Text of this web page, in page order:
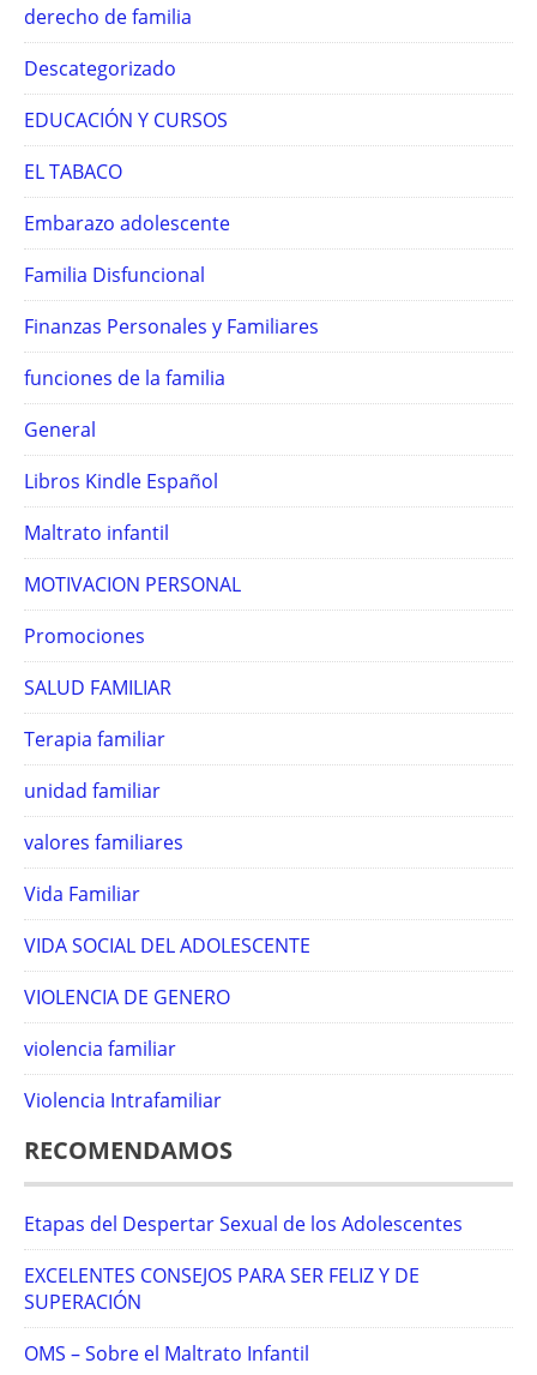
derecho de familia
Descategorizado
EDUCACIÓN Y CURSOS
EL TABACO
Embarazo adolescente
Familia Disfuncional
Finanzas Personales y Familiares
funciones de la familia
General
Libros Kindle Español
Maltrato infantil
MOTIVACION PERSONAL
Promociones
SALUD FAMILIAR
Terapia familiar
unidad familiar
valores familiares
Vida Familiar
VIDA SOCIAL DEL ADOLESCENTE
VIOLENCIA DE GENERO
violencia familiar
Violencia Intrafamiliar
RECOMENDAMOS
Etapas del Despertar Sexual de los Adolescentes
EXCELENTES CONSEJOS PARA SER FELIZ Y DE
SUPERACIÓN
OMS – Sobre el Maltrato Infantil